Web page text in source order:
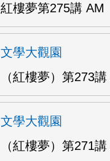
紅樓夢第275講 AM
文學大觀園
（紅樓夢）第273講
文學大觀園
（紅樓夢）第271講